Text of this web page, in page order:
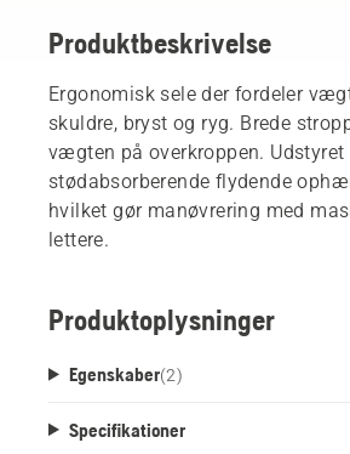
Produktbeskrivelse
Ergonomisk sele der fordeler
skuldre, bryst og ryg. Brede
vægten på overkroppen. Udstyret
stødabsorberende flydende
hvilket gør manøvrering med
lettere.
Produktoplysninger
Egenskaber(2)
Specifikationer